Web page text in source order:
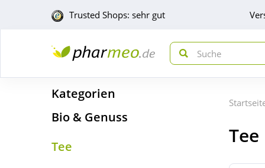
Trusted Shops: sehr gut
Kategorien
Bio & Genuss
Tee
Tee